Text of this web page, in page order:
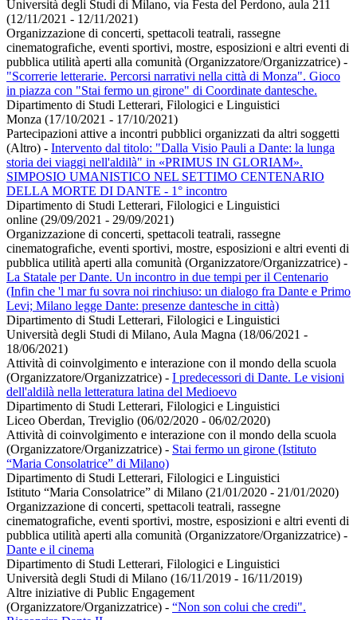
Università degli Studi di Milano, via Festa del Perdono, aula 211
(12/11/2021 - 12/11/2021)
Organizzazione di concerti, spettacoli teatrali, rassegne
cinematografiche, eventi sportivi, mostre, esposizioni e altri eventi di
pubblica utilità aperti alla comunità (Organizzatore/Organizzatrice) -
"Scorrerie letterarie. Percorsi narrativi nella città di Monza". Gioco
in piazza con "Stai fermo un girone" di Coordinate dantesche.
Dipartimento di Studi Letterari, Filologici e Linguistici
Monza (17/10/2021 - 17/10/2021)
Partecipazioni attive a incontri pubblici organizzati da altri soggetti
(Altro) - Intervento dal titolo: "Dalla Visio Pauli a Dante: la lunga
storia dei viaggi nell'aldilà" in «PRIMUS IN GLORIAM».
SIMPOSIO UMANISTICO NEL SETTIMO CENTENARIO
DELLA MORTE DI DANTE - 1° incontro
Dipartimento di Studi Letterari, Filologici e Linguistici
online (29/09/2021 - 29/09/2021)
Organizzazione di concerti, spettacoli teatrali, rassegne
cinematografiche, eventi sportivi, mostre, esposizioni e altri eventi di
pubblica utilità aperti alla comunità (Organizzatore/Organizzatrice) -
La Statale per Dante. Un incontro in due tempi per il Centenario
(Infin che 'l mar fu sovra noi rinchiuso: un dialogo fra Dante e Primo
Levi; Milano legge Dante: presenze dantesche in città)
Dipartimento di Studi Letterari, Filologici e Linguistici
Università degli Studi di Milano, Aula Magna (18/06/2021 -
18/06/2021)
Attività di coinvolgimento e interazione con il mondo della scuola
(Organizzatore/Organizzatrice) - I predecessori di Dante. Le visioni
dell'aldilà nella letteratura latina del Medioevo
Dipartimento di Studi Letterari, Filologici e Linguistici
Liceo Oberdan, Treviglio (06/02/2020 - 06/02/2020)
Attività di coinvolgimento e interazione con il mondo della scuola
(Organizzatore/Organizzatrice) - Stai fermo un girone (Istituto
“Maria Consolatrice” di Milano)
Dipartimento di Studi Letterari, Filologici e Linguistici
Istituto “Maria Consolatrice” di Milano (21/01/2020 - 21/01/2020)
Organizzazione di concerti, spettacoli teatrali, rassegne
cinematografiche, eventi sportivi, mostre, esposizioni e altri eventi di
pubblica utilità aperti alla comunità (Organizzatore/Organizzatrice) -
Dante e il cinema
Dipartimento di Studi Letterari, Filologici e Linguistici
Università degli Studi di Milano (16/11/2019 - 16/11/2019)
Altre iniziative di Public Engagement
(Organizzatore/Organizzatrice) - “Non son colui che credi".